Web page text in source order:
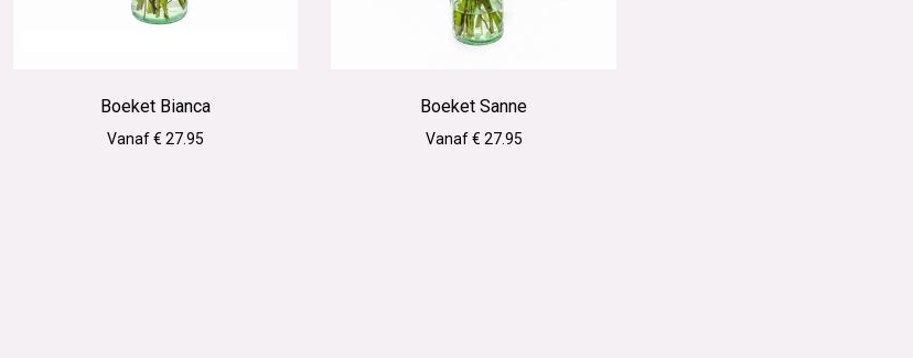
Boeket Bianca
Vanaf € 27.95
Boeket Sanne
Vanaf € 27.95